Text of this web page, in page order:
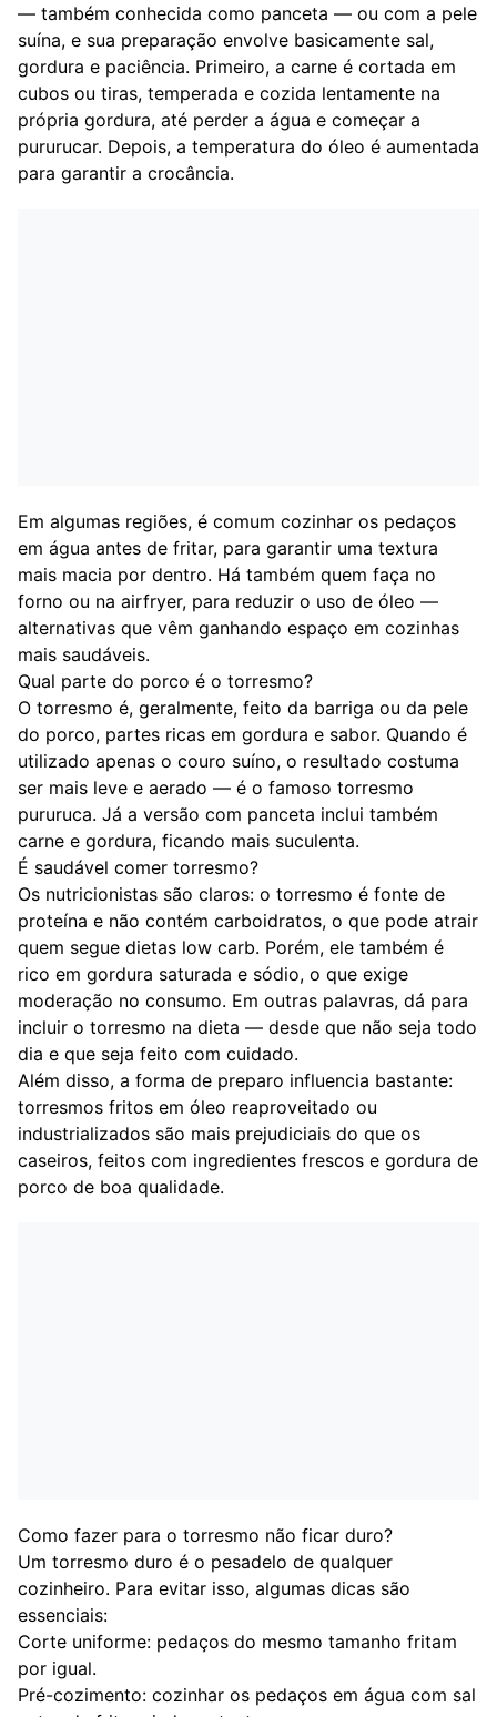
— também conhecida como panceta — ou com a pele
suína, e sua preparação envolve basicamente sal,
gordura e paciência. Primeiro, a carne é cortada em
cubos ou tiras, temperada e cozida lentamente na
própria gordura, até perder a água e começar a
pururucar. Depois, a temperatura do óleo é aumentada
para garantir a crocância.
Em algumas regiões, é comum cozinhar os pedaços
em água antes de fritar, para garantir uma textura
mais macia por dentro. Há também quem faça no
forno ou na airfryer, para reduzir o uso de óleo —
alternativas que vêm ganhando espaço em cozinhas
mais saudáveis.
Qual parte do porco é o torresmo?
O torresmo é, geralmente, feito da barriga ou da pele
do porco, partes ricas em gordura e sabor. Quando é
utilizado apenas o couro suíno, o resultado costuma
ser mais leve e aerado — é o famoso torresmo
pururuca. Já a versão com panceta inclui também
carne e gordura, ficando mais suculenta.
É saudável comer torresmo?
Os nutricionistas são claros: o torresmo é fonte de
proteína e não contém carboidratos, o que pode atrair
quem segue dietas low carb. Porém, ele também é
rico em gordura saturada e sódio, o que exige
moderação no consumo. Em outras palavras, dá para
incluir o torresmo na dieta — desde que não seja todo
dia e que seja feito com cuidado.
Além disso, a forma de preparo influencia bastante:
torresmos fritos em óleo reaproveitado ou
industrializados são mais prejudiciais do que os
caseiros, feitos com ingredientes frescos e gordura de
porco de boa qualidade.
Como fazer para o torresmo não ficar duro?
Um torresmo duro é o pesadelo de qualquer
cozinheiro. Para evitar isso, algumas dicas são
essenciais:
Corte uniforme: pedaços do mesmo tamanho fritam
por igual.
Pré-cozimento: cozinhar os pedaços em água com sal